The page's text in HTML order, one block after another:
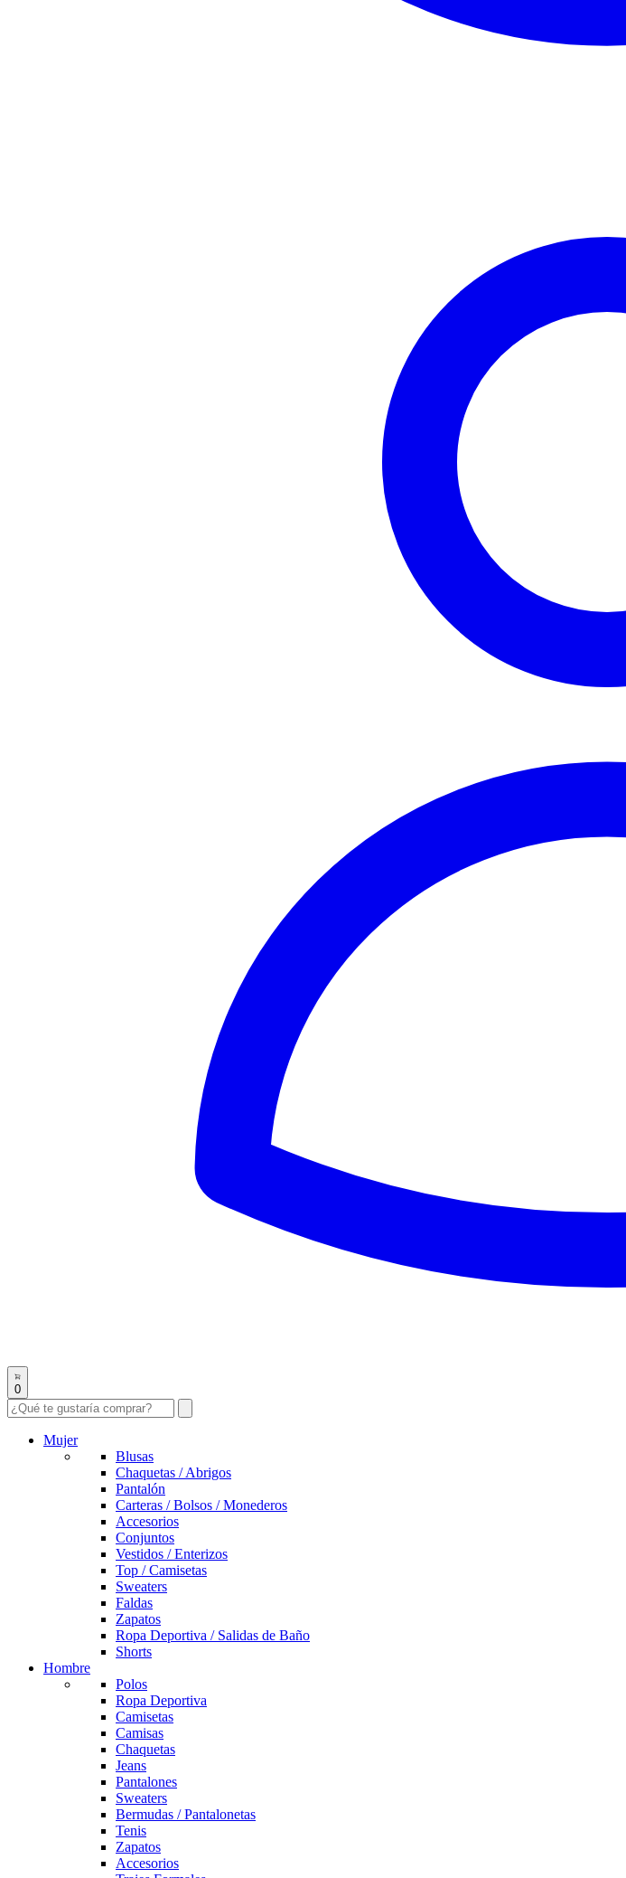
0
Mujer
Blusas
Chaquetas / Abrigos
Pantalón
Carteras / Bolsos / Monederos
Accesorios
Conjuntos
Vestidos / Enterizos
Top / Camisetas
Sweaters
Faldas
Zapatos
Ropa Deportiva / Salidas de Baño
Shorts
Hombre
Polos
Ropa Deportiva
Camisetas
Camisas
Chaquetas
Jeans
Pantalones
Sweaters
Bermudas / Pantalonetas
Tenis
Zapatos
Accesorios